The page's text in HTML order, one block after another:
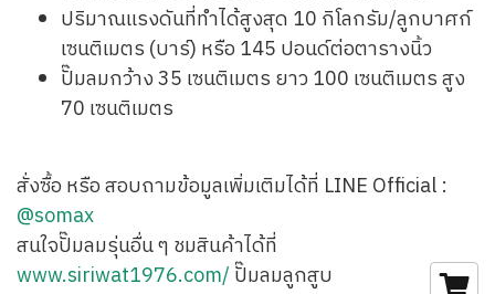
ปริมาณแรงดันที่ทำได้สูงสุด 10 กิโลกรัม/ลูกบาศก์
เซนติเมตร (บาร์) หรือ 145 ปอนด์ต่อตารางนิ้ว
ปั๊มลมกว้าง 35 เซนติเมตร ยาว 100 เซนติเมตร สูง
70 เซนติเมตร
สั่งซื้อ หรือ สอบถามข้อมูลเพิ่มเติมได้ที่ LINE Official :
@somax
สนใจปั๊มลมรุ่นอื่น ๆ ชมสินค้าได้ที่
www.siriwat1976.com/ ปั๊มลมลูกสูบ